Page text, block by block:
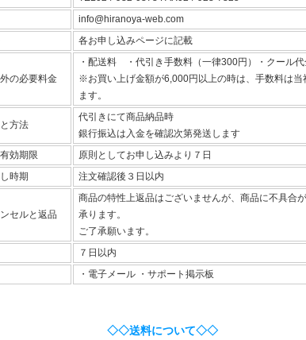
info@hiranoya-web.com
各お申し込みページに記載
の必要料金
・配送料 ・代引き手数料（一律300円）・クール代
※お買い上げ金額が6,000円以上の時は、手数料は当
ます。
方法
代引きにて商品納品時
銀行振込は入金を確認次第発送します
効期限
原則としてお申し込みより７日
時期
注文確認後３日以内
セルと返品
商品の特性上返品はございませんが、商品に不具合
承ります。
ご了承願います。
７日以内
・電子メール ・サポート掲示板
◇◇送料について◇◇